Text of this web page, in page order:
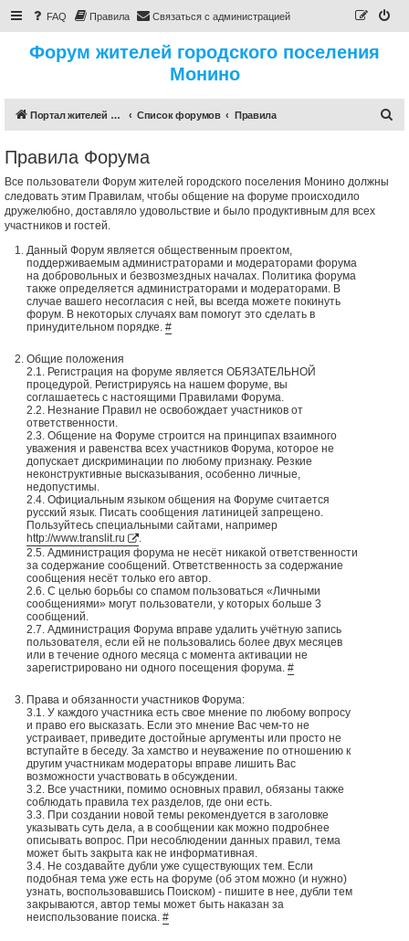
FAQ Правила Связаться с администрацией
Форум жителей городского поселения
Монино
Портал жителей городского поселения Монино Список форумов Правила
Правила Форума
Все пользователи Форум жителей городского поселения Монино должны
следовать этим Правилам, чтобы общение на форуме происходило
дружелюбно, доставляло удовольствие и было продуктивным для всех
участников и гостей.
Данный Форум является общественным проектом,
поддерживаемым администраторами и модераторами форума
на добровольных и безвозмездных началах. Политика форума
также определяется администраторами и модераторами. В
случае вашего несогласия с ней, вы всегда можете покинуть
форум. В некоторых случаях вам помогут это сделать в
принудительном порядке. #
Общие положения
2.1. Регистрация на форуме является ОБЯЗАТЕЛЬНОЙ
процедурой. Регистрируясь на нашем форуме, вы
соглашаетесь с настоящими Правилами Форума.
2.2. Незнание Правил не освобождает участников от
ответственности.
2.3. Общение на Форуме строится на принципах взаимного
уважения и равенства всех участников Форума, которое не
допускает дискриминации по любому признаку. Резкие
неконструктивные высказывания, особенно личные,
недопустимы.
2.4. Официальным языком общения на Форуме считается
русский язык. Писать сообщения латиницей запрещено.
Пользуйтесь специальными сайтами, например
http://www.translit.ru
.
2.5. Администрация форума не несёт никакой ответственности
за содержание сообщений. Ответственность за содержание
сообщения несёт только его автор.
2.6. С целью борьбы со спамом пользоваться «Личными
сообщениями» могут пользователи, у которых больше 3
сообщений.
2.7. Администрация Форума вправе удалить учётную запись
пользователя, если ей не пользовались более двух месяцев
или в течение одного месяца с момента активации не
зарегистрировано ни одного посещения форума. #
Права и обязанности участников Форума:
3.1. У каждого участника есть свое мнение по любому вопросу
и право его высказать. Если это мнение Вас чем-то не
устраивает, приведите достойные аргументы или просто не
вступайте в беседу. За хамство и неуважение по отношению к
другим участникам модераторы вправе лишить Вас
возможности участвовать в обсуждении.
3.2. Все участники, помимо основных правил, обязаны также
соблюдать правила тех разделов, где они есть.
3.3. При создании новой темы рекомендуется в заголовке
указывать суть дела, а в сообщении как можно подробнее
описывать вопрос. При несоблюдении данных правил, тема
может быть закрыта как не информативная.
3.4. Не создавайте дубли уже существующих тем. Если
подобная тема уже есть на форуме (об этом можно (и нужно)
узнать, воспользовавшись Поиском) - пишите в нее, дубли тем
закрываются, автор темы может быть наказан за
неиспользование поиска. #